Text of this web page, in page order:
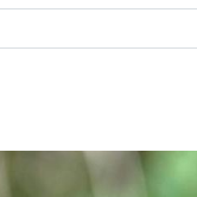
。 脱皮した後の殻…